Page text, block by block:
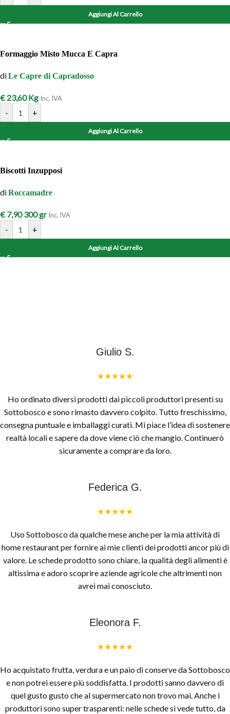
Aggiungi Al Carrello
Formaggio Misto Mucca E Capra
diLe Capre di Capradosso
€ 23,60 Kg Inc. IVA
- +
Aggiungi Al Carrello
Biscotti Inzupposi
diRoccamadre
€ 7,90 300 gr Inc. IVA
- +
Aggiungi Al Carrello
Giulio S.
★★★★★
Ho ordinato diversi prodotti dai piccoli produttori presenti su
Sottobosco e sono rimasto davvero colpito. Tutto freschissimo,
consegna puntuale e imballaggi curati. Mi piace l’idea di sostenere
realtà locali e sapere da dove viene ciò che mangio. Continuerò
sicuramente a comprare da loro.
Federica G.
★★★★★
Uso Sottobosco da qualche mese anche per la mia attività di
home restaurant per fornire ai mie clienti dei prodotti ancor più di
valore. Le schede prodotto sono chiare, la qualità degli alimenti è
altissima e adoro scoprire aziende agricole che altrimenti non
avrei mai conosciuto.
Eleonora F.
★★★★★
Ho acquistato frutta, verdura e un paio di conserve da Sottobosco
e non potrei essere più soddisfatta. I prodotti sanno davvero di
quel gusto gusto che al supermercato non trovo mai. Anche i
produttori sono super trasparenti: nelle schede si vede tutto, da